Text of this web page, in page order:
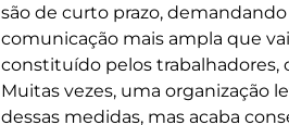
são de curto prazo,
comunicação mais ampla que
constituído pelos trabalhadores,
Muitas vezes, uma organização
dessas medidas, mas acaba